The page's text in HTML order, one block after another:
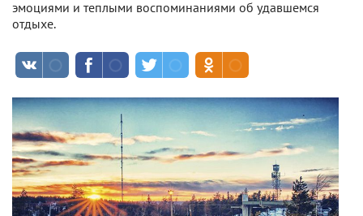
эмоциями и теплыми воспоминаниями об удавшемся
отдыхе.